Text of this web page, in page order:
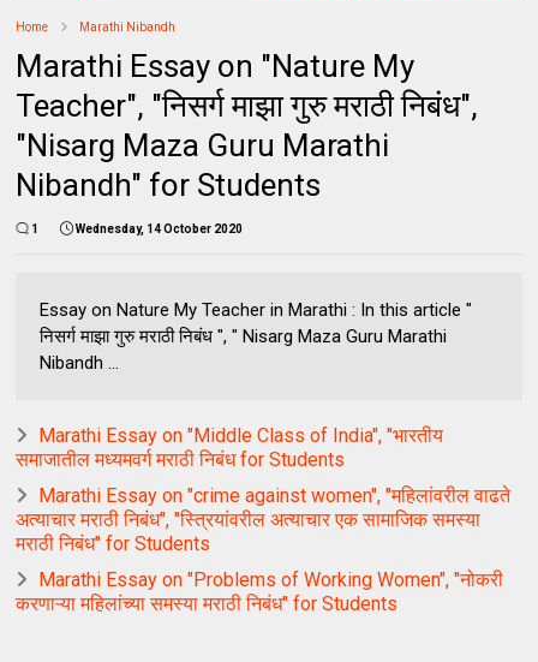
Home Marathi Nibandh
Marathi Essay on "Nature My
Teacher", "निसर्ग माझा गुरु मराठी निबंध",
"Nisarg Maza Guru Marathi
Nibandh" for Students
1 Wednesday, 14 October 2020
Essay on Nature My Teacher in Marathi : In this article "
निसर्ग माझा गुरु मराठी निबंध ", " Nisarg Maza Guru Marathi
Nibandh ...
Marathi Essay on "Middle Class of India", "भारतीय
समाजातील मध्यमवर्ग मराठी निबंध for Students
Marathi Essay on "crime against women", "महिलांवरील वाढते
अत्याचार मराठी निबंध", "स्त्रियांवरील अत्याचार एक सामाजिक समस्या
मराठी निबंध" for Students
Marathi Essay on "Problems of Working Women", "नोकरी
करणाऱ्या महिलांच्या समस्या मराठी निबंध" for Students